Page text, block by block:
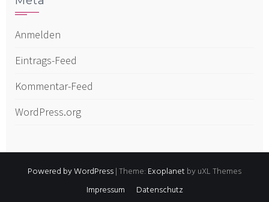
Anmelden
Eintrags-Feed
Kommentar-Feed
WordPress.org
Powered by WordPress|Theme: Exoplanet by uXL Themes
Impressum
Datenschutz